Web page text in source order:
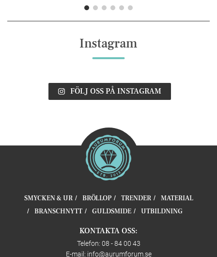
Instagram
FÖLJ OSS PÅ INSTAGRAM
SMYCKEN & UR BRÖLLOP TRENDER
MATERIAL
BRANSCHNYTT
GULDSMIDE UTBILDNING
KONTAKTA OSS:
Telefon: 08 - 84 00 43
E-mail: info@aurumforum.se